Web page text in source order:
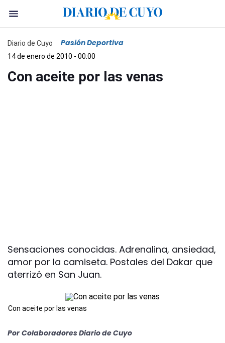
Diario de Cuyo Pasión Deportiva
14 de enero de 2010 - 00:00
Con aceite por las venas
Sensaciones conocidas. Adrenalina, ansiedad,
amor por la camiseta. Postales del Dakar que
aterrizó en San Juan.
Con aceite por las venas
Por Colaboradores Diario de Cuyo